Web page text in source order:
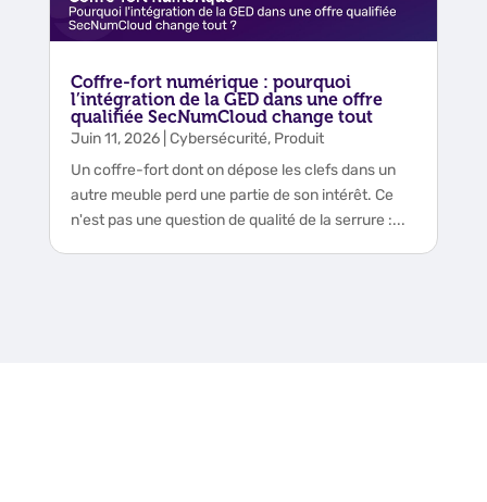
Coffre-fort numérique : pourquoi
l’intégration de la GED dans une offre
qualifiée SecNumCloud change tout
Juin 11, 2026| Cybersécurité, Produit
Un coffre-fort dont on dépose les clefs dans un
autre meuble perd une partie de son intérêt. Ce
n'est pas une question de qualité de la serrure :...